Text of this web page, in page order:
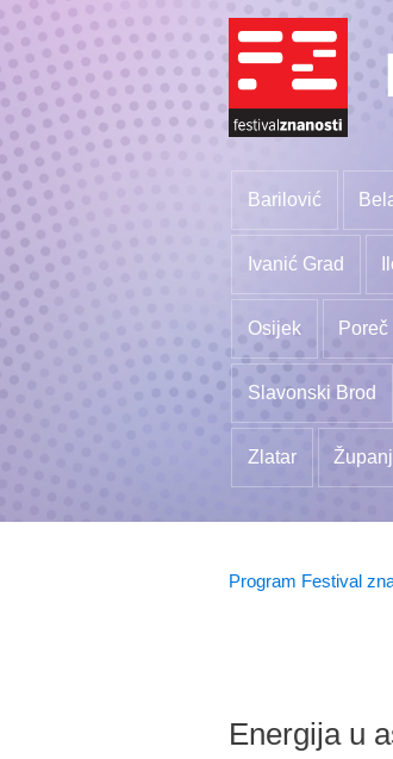
Barilović
Ivanić Grad
Osijek Poreč
Slavonski Brod
Zlatar
Program Festival
Energija u